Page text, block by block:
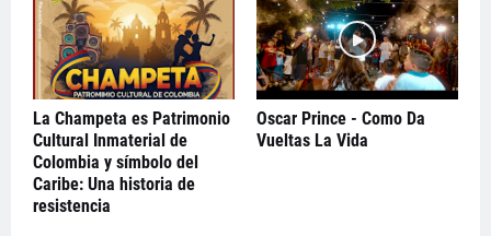
La Champeta es Patrimonio
Cultural Inmaterial de
Colombia y símbolo del
Caribe: Una historia de
resistencia
Oscar Prince - Como Da
Vueltas La Vida